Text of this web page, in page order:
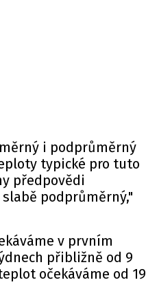
i podprůměrný
typické pro tuto
předpovědi
podprůměrný,"
v prvním
přibližně od 9
očekáváme od 19